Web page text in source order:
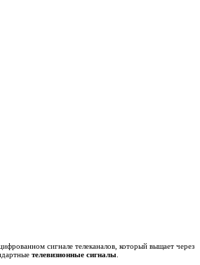
сигнале телеканалов, который выщает через
телевизионные сигналы.